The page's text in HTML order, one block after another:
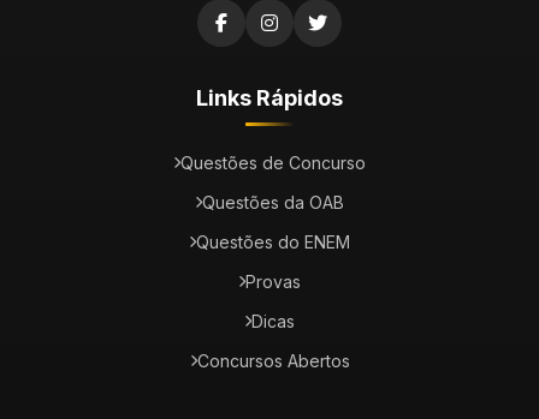
Links Rápidos
Questões de Concurso
Questões da OAB
Questões do ENEM
Provas
Dicas
Concursos Abertos